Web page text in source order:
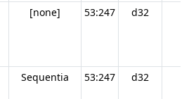
[none] 53:247 d32
Sequentia 53:247 d32